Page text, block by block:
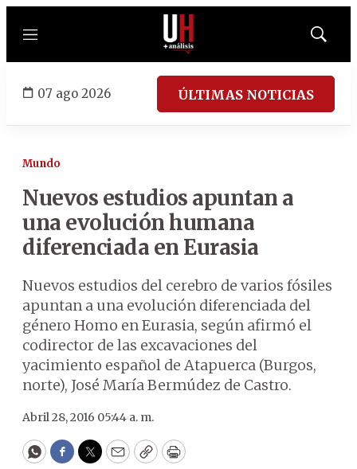
Menú
Mostrar
07 ago 2026 ÚLTIMAS NOTICIAS
Mundo
Nuevos estudios apuntan a
una evolución humana
diferenciada en Eurasia
Nuevos estudios del cerebro de varios fósiles
apuntan a una evolución diferenciada del
género Homo en Eurasia, según afirmó el
codirector de las excavaciones del
yacimiento español de Atapuerca (Burgos,
norte), José María Bermúdez de Castro.
Abril 28, 2016 05:44 a. m.
WhatsApp
Facebook
Twitter
EmailCopyPrint